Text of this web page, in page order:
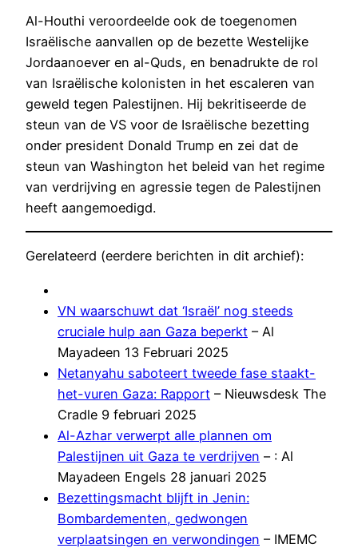
Al-Houthi veroordeelde ook de toegenomen
Israëlische aanvallen op de bezette Westelijke
Jordaanoever en al-Quds, en benadrukte de rol
van Israëlische kolonisten in het escaleren van
geweld tegen Palestijnen. Hij bekritiseerde de
steun van de VS voor de Israëlische bezetting
onder president Donald Trump en zei dat de
steun van Washington het beleid van het regime
van verdrijving en agressie tegen de Palestijnen
heeft aangemoedigd.
Gerelateerd (eerdere berichten in dit archief):
VN waarschuwt dat ‘Israël’ nog steeds
cruciale hulp aan Gaza beperkt – Al
Mayadeen 13 Februari 2025
Netanyahu saboteert tweede fase staakt-
het-vuren Gaza: Rapport – Nieuwsdesk The
Cradle 9 februari 2025
Al-Azhar verwerpt alle plannen om
Palestijnen uit Gaza te verdrijven – : Al
Mayadeen Engels 28 januari 2025
Bezettingsmacht blijft in Jenin:
Bombardementen, gedwongen
verplaatsingen en verwondingen – IMEMC